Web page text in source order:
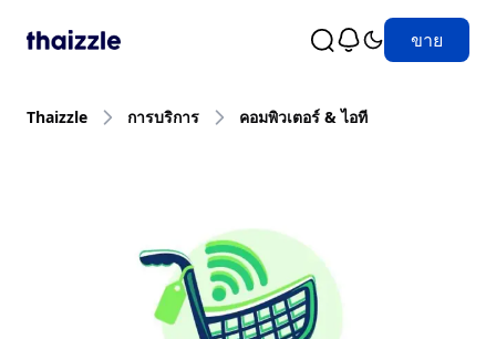
ขาย
Thaizzle การบริการ คอมพิวเตอร์ & ไอที